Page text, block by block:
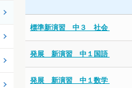
標準新演習 中３ 社会
発展 新演習 中１国語
発展 新演習 中１数学